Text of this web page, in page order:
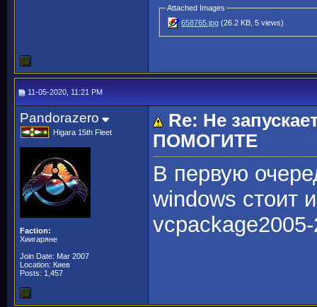
Attached Images
658765.jpg (26.2 KB, 5 views)
11-05-2020, 11:21 PM
Pandorazero
Higara 15th Fleet
Faction:
Хиигаряне
Join Date: Mar 2007
Location: Киев
Posts: 1,457
Re: Не
ПОМОГИТЕ
В первую
windows стоит